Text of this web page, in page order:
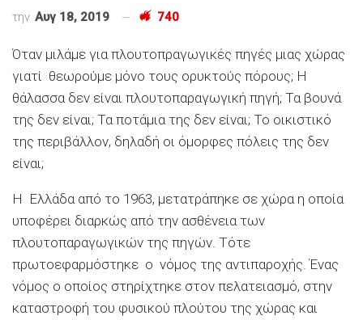
την Αυγ 18, 2019 740
Όταν μιλάμε για πλουτοπραγωγικές πηγές μιας χώρας
γιατί θεωρούμε μόνο τους ορυκτούς πόρους; Η
θάλασσα δεν είναι πλουτοπαραγωγική πηγή; Τα βουνά
της δεν είναι; Τα ποτάμια της δεν είναι; Το οικιστικό
της περιβάλλον, δηλαδή οι όμορφες πόλεις της δεν
είναι;
Η Ελλάδα από το 1963, μετατράπηκε σε χώρα η οποία
υποφέρει διαρκώς από την ασθένεια των
πλουτοπαραγωγικών της πηγών. Τότε
πρωτοεφαρμόστηκε ο νόμος της αντιπαροχής. Ένας
νόμος ο οποίος στηρίχτηκε στον πελατειασμό, στην
καταστροφή του φυσικoύ πλούτου της χώρας και